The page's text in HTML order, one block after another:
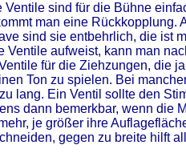
sind für die Bühne
man eine
sind sie entbehrlich, die
Ventile aufweist, kann man
für die Ziehzungen, die
Ton zu spielen. Bei
lang. Ein Ventil sollte den
dann bemerkbar, wenn
je größer ihre
gegen zu breite hilft